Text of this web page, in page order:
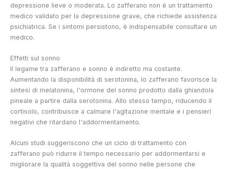
depressione lieve o moderata. Lo zafferano non è un trattamento
medico validato per la depressione grave, che richiede assistenza
psichiatrica. Se i sintomi persistono, è indispensabile consultare un
medico.
Effetti sul sonno
Il legame tra zafferano e sonno è indiretto ma costante.
Aumentando la disponibilità di serotonina, lo zafferano favorisce la
sintesi di melatonina, l'ormone del sonno prodotto dalla ghiandola
pineale a partire dalla serotonina. Allo stesso tempo, riducendo il
cortisolo, contribuisce a calmare l'agitazione mentale e i pensieri
negativi che ritardano l'addormentamento.
Alcuni studi suggeriscono che un ciclo di trattamento con
zafferano può ridurre il tempo necessario per addormentarsi e
migliorare la qualità soggettiva del sonno nelle persone che